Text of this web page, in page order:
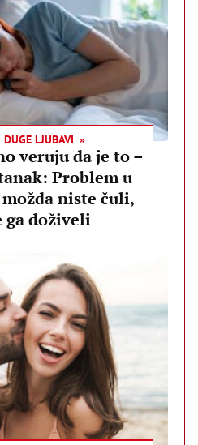
LJUBAVI
veruju da je to –
Problem u
niste čuli,
ga doživeli